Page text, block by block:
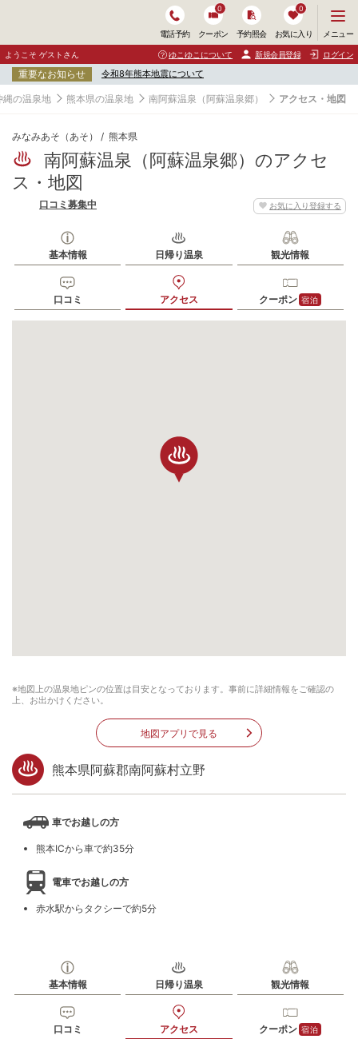
電話予約 クーポン
0
予約照会 お気に入り
0
ニ
ュ
ー
開
く
メニュー
ようこそ ゲストさん ゆこゆこについて 新規会員登録 ログイン
重要なお知らせ 令和8年熊本地震について
縄の温泉地 熊本県の温泉地 南阿蘇温泉（阿蘇温泉郷） アクセス・地図
みなみあそ（あそ） 熊本県
南阿蘇温泉（阿蘇温泉郷）のアクセ
ス・地図
お気に入り登録する
口コミ募集中
基本情報 日帰り温泉 観光情報
口コミ アクセス クーポン 宿泊
※地図上の温泉地ピンの位置は目安となっております。事前に詳細情報をご確認の
上、お出かけください。
地図アプリで見る
熊本県阿蘇郡南阿蘇村立野
車でお越しの方
熊本ICから車で約35分
電車でお越しの方
赤水駅からタクシーで約5分
基本情報 日帰り温泉 観光情報
口コミ アクセス クーポン 宿泊